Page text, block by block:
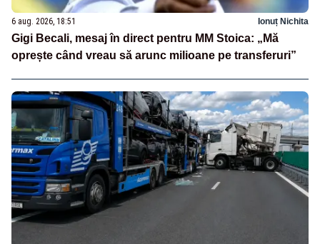
6 aug. 2026, 18:51 Ionuț Nichita
Gigi Becali, mesaj în direct pentru MM Stoica: „Mă
oprește când vreau să arunc milioane pe transferuri”